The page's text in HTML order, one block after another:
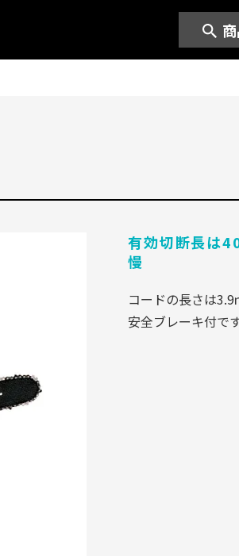
有効切断長は
慢
コードの長さは3.9
安全ブレーキ付で